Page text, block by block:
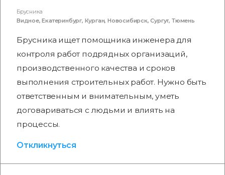
Брусника
Видное,Екатеринбург, Курган,Новосибирск,Сургут, Тюмень
Брусника ищет помощника инженера для
контроля работ подрядных организаций,
производственного качества и сроков
выполнения строительных работ. Нужно быть
ответственным и внимательным, уметь
договариваться с людьми и влиять на
процессы.
Откликнуться